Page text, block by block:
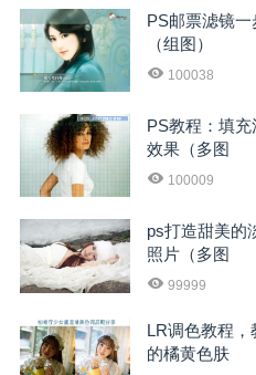
PS邮票滤镜
（组图）
100038
PS教程：填
效果（多图
100009
ps打造甜美的
照片（多图
99999
LR调色教程，
的橘黄色肤